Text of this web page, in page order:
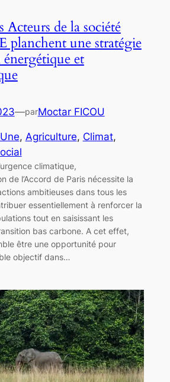
Acteurs de la société
planchent une stratégie
et
—parMoctar FICOU
, Agriculture, Climat
climatique,
de l’Accord de Paris nécessite la
ambitieuses dans tous les
essentiellement à renforcer la
tout en saisissant les
bas carbone. A cet effet,
être une opportunité pour
objectif dans…